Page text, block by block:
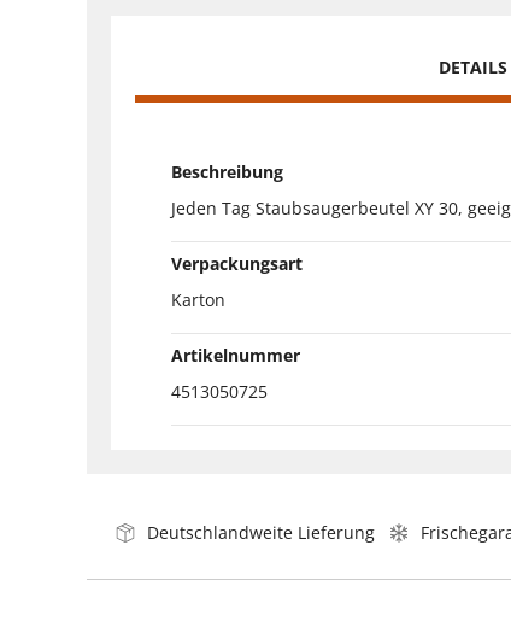
DETAILS
Beschreibung
Jeden Tag Staubsaugerbeutel XY 30,
Verpackungsart
Karton
Artikelnummer
4513050725
Deutschlandweite Lieferung